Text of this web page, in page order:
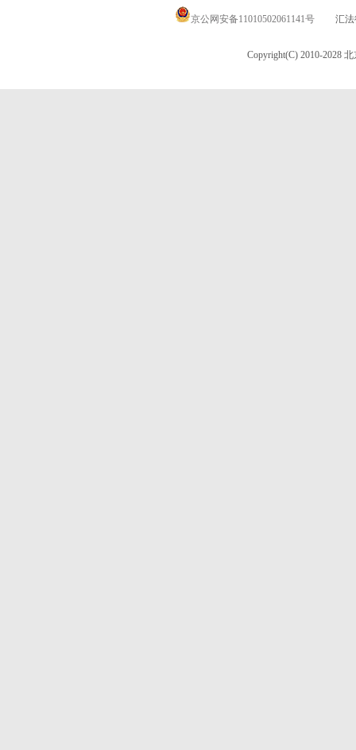
京公网安备11010502061141号 汇法
Copyright(C) 2010-2028